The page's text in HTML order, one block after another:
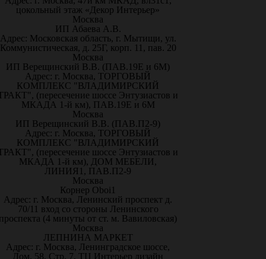
цокольный этаж «Декор Интерьер»
Москва
ИП Абаева А.В.
Адрес: Московская область, г. Мытищи, ул.
Коммунистическая, д. 25Г, корп. 11, пав. 20
Москва
ИП Верещинский В.В. (ПАВ.19Е и 6М)
Адрес: г. Москва, ТОРГОВЫЙ
КОМПЛЕКС "ВЛАДИМИРСКИЙ
(пересечение шоссе Энтузиастов и
МКАДА 1-й км), ПАВ.19Е и 6М
Москва
ИП Верещинский В.В. (ПАВ.П2-9)
Адрес: г. Москва, ТОРГОВЫЙ
КОМПЛЕКС "ВЛАДИМИРСКИЙ
(пересечение шоссе Энтузиастов и
МКАДА 1-й км), ДОМ МЕБЕЛИ,
ЛИНИЯ1, ПАВ.П2-9
Москва
Корнер Oboi1
Адрес: г. Москва, Ленинский проспект д.
70/11 вход со стороны Ленинского
(4 минуты от ст. м. Вавиловская)
Москва
ЛЕПНИНА МАРКЕТ
Адрес: г. Москва, Ленинградское шоссе,
Дом. 58, Стр. 7, ТЦ Интерьер дизайн